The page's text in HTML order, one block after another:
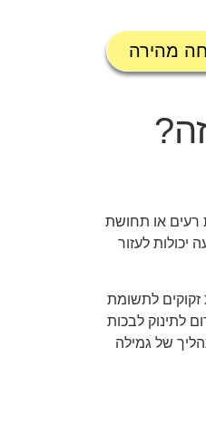
מהירה
רעים או תחושת
יכולות לעזור
זקוקים לתשומת
לתינוק לבכות
של גמילה